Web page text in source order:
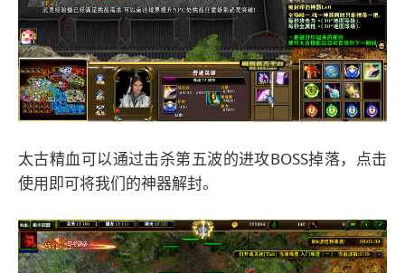
太古精血可以通过击杀第五波的进攻BOSS掉落，点击
使用即可将我们的神器解封。